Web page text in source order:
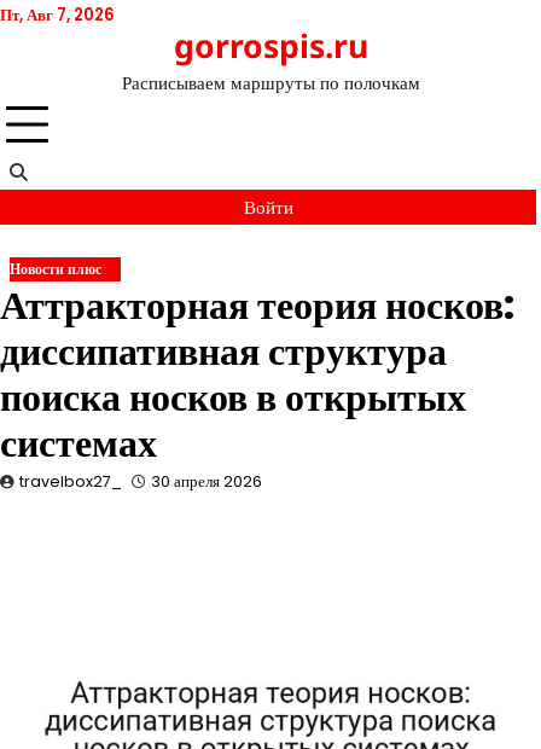
Перейти
Пт, Авг 7, 2026
gorrospis.ru
Расписываем маршруты по полочкам
Войти
Новости плюс
Аттракторная теория носков:
диссипативная структура
поиска носков в открытых
системах
travelbox27_ 30 апреля 2026